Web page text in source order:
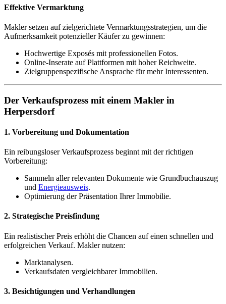
Effektive Vermarktung
Makler setzen auf zielgerichtete Vermarktungsstrategien, um die
Aufmerksamkeit potenzieller Käufer zu gewinnen:
Hochwertige Exposés mit professionellen Fotos.
Online-Inserate auf Plattformen mit hoher Reichweite.
Zielgruppenspezifische Ansprache für mehr Interessenten.
Der Verkaufsprozess mit einem Makler in
Herpersdorf
1. Vorbereitung und Dokumentation
Ein reibungsloser Verkaufsprozess beginnt mit der richtigen
Vorbereitung:
Sammeln aller relevanten Dokumente wie Grundbuchauszug
und Energieausweis.
Optimierung der Präsentation Ihrer Immobilie.
2. Strategische Preisfindung
Ein realistischer Preis erhöht die Chancen auf einen schnellen und
erfolgreichen Verkauf. Makler nutzen:
Marktanalysen.
Verkaufsdaten vergleichbarer Immobilien.
3. Besichtigungen und Verhandlungen